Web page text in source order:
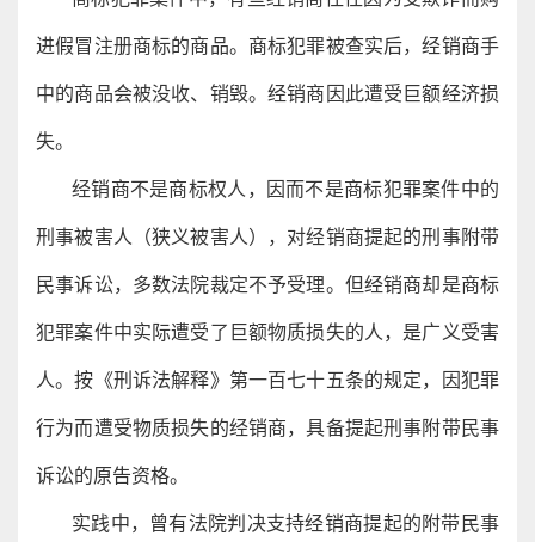
进假冒注册商标的商品。商标犯罪被查实后，经销商手
中的商品会被没收、销毁。经销商因此遭受巨额经济损
失。
经销商不是商标权人，因而不是商标犯罪案件中的
刑事被害人（狭义被害人），对经销商提起的刑事附带
民事诉讼，多数法院裁定不予受理。但经销商却是商标
犯罪案件中实际遭受了巨额物质损失的人，是广义受害
人。按《刑诉法解释》第一百七十五条的规定，因犯罪
行为而遭受物质损失的经销商，具备提起刑事附带民事
诉讼的原告资格。
实践中，曾有法院判决支持经销商提起的附带民事